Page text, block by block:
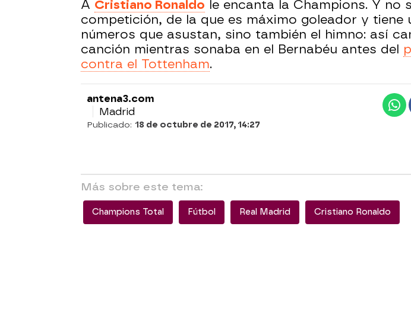
A Cristiano Ronaldo le encanta la Champions. Y no
competición, de la que es máximo goleador y tiene
números que asustan, sino también el himno: así
canción mientras sonaba en el Bernabéu antes del
contra el Tottenham.
antena3.com
Madrid
Publicado: 18 de octubre de 2017, 14:27
Más sobre este tema:
Champions Total Fútbol Real Madrid Cristiano Ronaldo